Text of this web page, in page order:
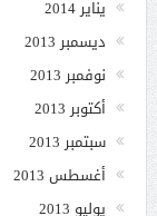
يناير 2014
ديسمبر 2013
نوفمبر 2013
أكتوبر 2013
سبتمبر 2013
أغسطس 2013
يوليو 2013